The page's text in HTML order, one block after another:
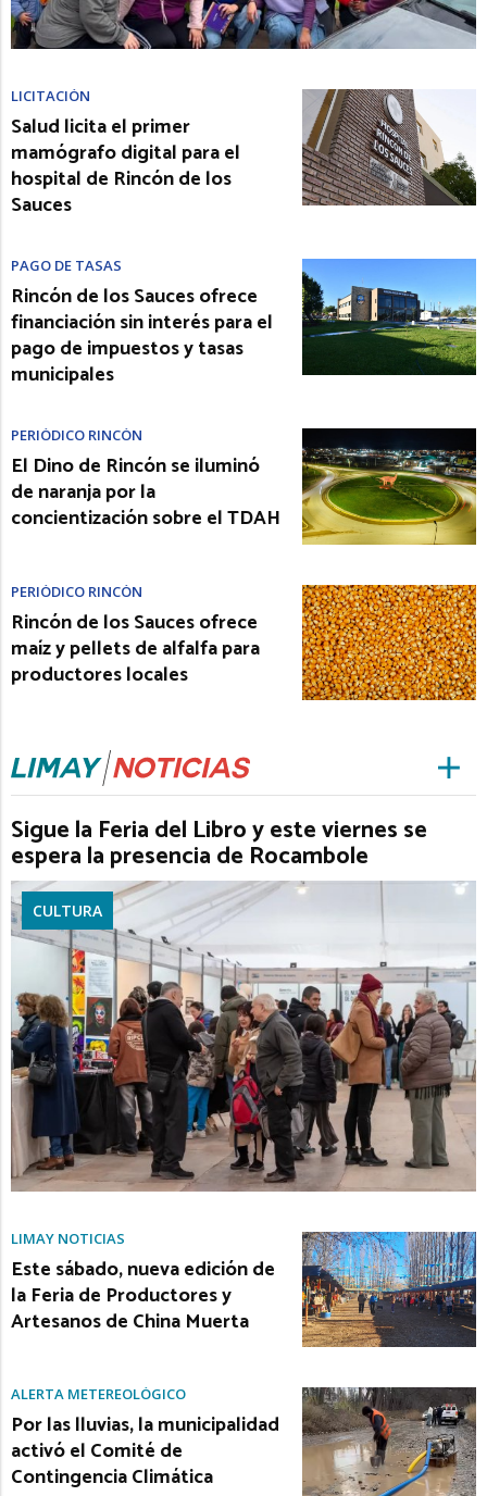
LICITACIÓN
Salud licita el primer
mamógrafo digital para el
hospital de Rincón de los
Sauces
PAGO DE TASAS
Rincón de los Sauces ofrece
financiación sin interés para el
pago de impuestos y tasas
municipales
PERIÓDICO RINCÓN
El Dino de Rincón se iluminó
de naranja por la
concientización sobre el TDAH
PERIÓDICO RINCÓN
Rincón de los Sauces ofrece
maíz y pellets de alfalfa para
productores locales
Sigue la Feria del Libro y este viernes se
espera la presencia de Rocambole
CULTURA
LIMAY NOTICIAS
Este sábado, nueva edición de
la Feria de Productores y
Artesanos de China Muerta
ALERTA METEREOLÓGICO
Por las lluvias, la municipalidad
activó el Comité de
Contingencia Climática